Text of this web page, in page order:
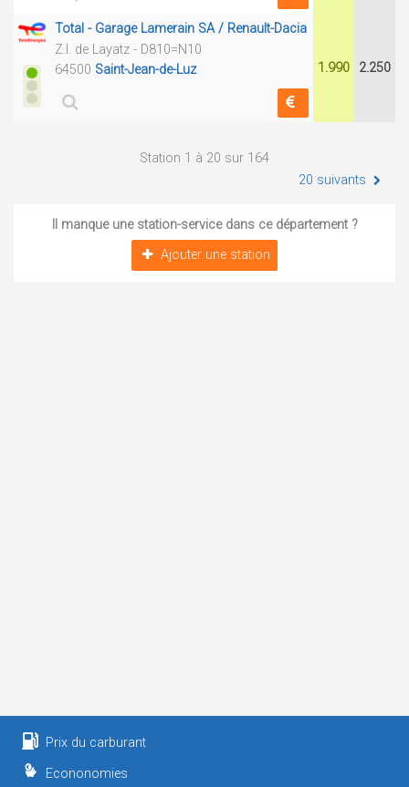
Total - Garage Lamerain SA / Renault-Dacia
Z.I. de Layatz - D810=N10
64500 Saint-Jean-de-Luz 1.990 2.250
Station 1 à 20 sur 164
20 suivants
Il manque une station-service dans ce département ?
Ajouter une station
Prix du carburant
Econonomies